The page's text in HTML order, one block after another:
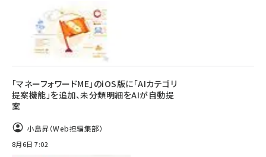
「マネーフォワードME」のiOS版に「AIカテゴリ
提案機能」を追加、未分類明細をAIが自動提
案
小島昇（Web担編集部）
8月6日 7:02